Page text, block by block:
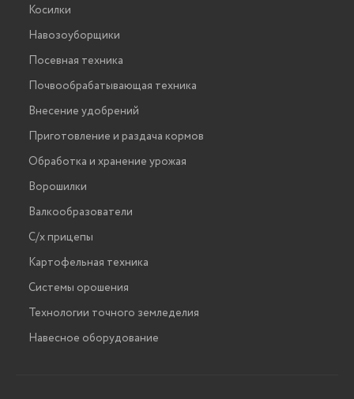
Косилки
Навозоуборщики
Посевная техника
Почвообрабатывающая техника
Внесение удобрений
Приготовление и раздача кормов
Обработка и хранение урожая
Ворошилки
Валкообразователи
С/х прицепы
Картофельная техника
Системы орошения
Технологии точного земледелия
Навесное оборудование